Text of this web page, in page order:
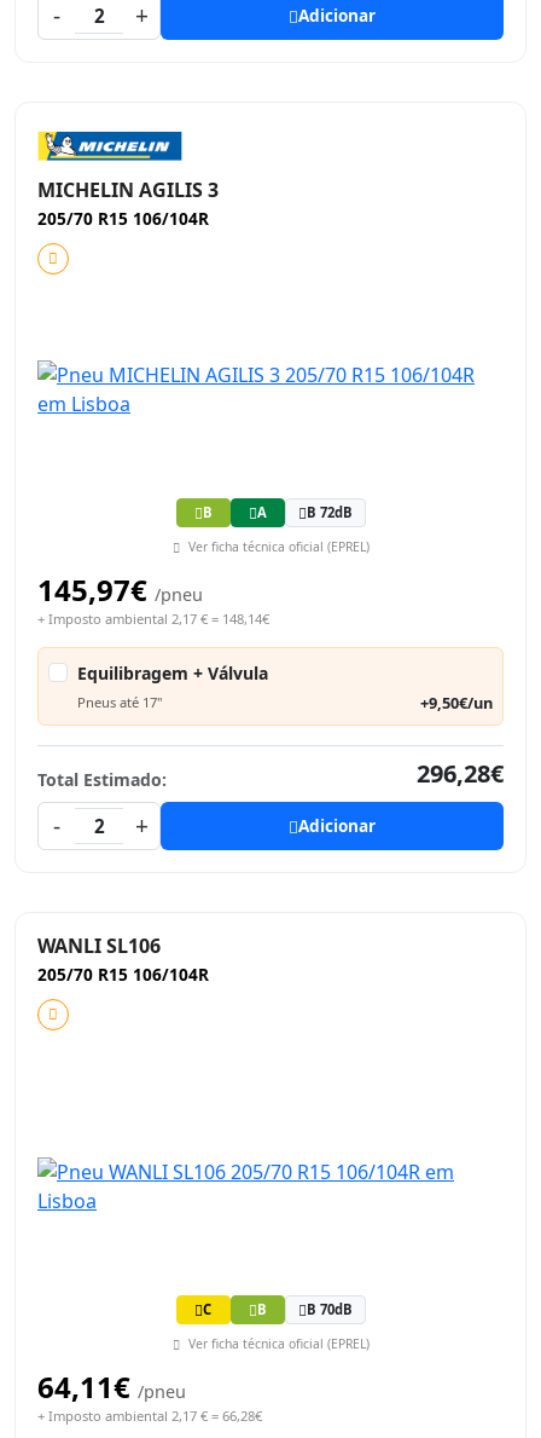
- 2 + Adicionar
MICHELIN AGILIS 3
205/70 R15 106/104R
B A B 72dB
Ver ficha técnica oficial (EPREL)
145,97€ /pneu
+ Imposto ambiental 2,17 € = 148,14€
Equilibragem + Válvula
Pneus até 17" +9,50€/un
Total Estimado:
296,28€
-
2 + Adicionar
WANLI SL106
205/70 R15 106/104R
C B B 70dB
Ver ficha técnica oficial (EPREL)
64,11€ /pneu
+ Imposto ambiental 2,17 € = 66,28€